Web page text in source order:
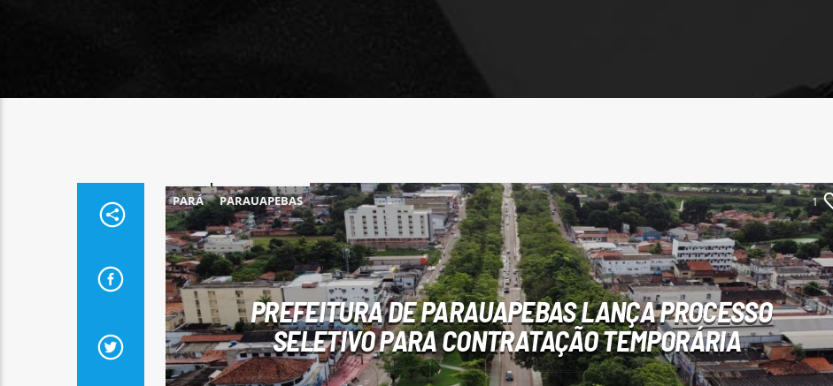
PARÁ PARAUAPEBAS 1
PREFEITURA DE PARAUAPEBAS LANÇA PROCESSO
SELETIVO PARA CONTRATAÇÃO TEMPORÁRIA